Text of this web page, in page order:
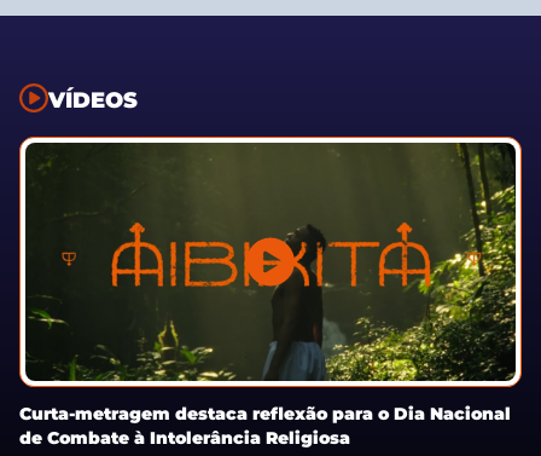
VÍDEOS
Curta-metragem destaca reflexão para o Dia Nacional
de Combate à Intolerância Religiosa